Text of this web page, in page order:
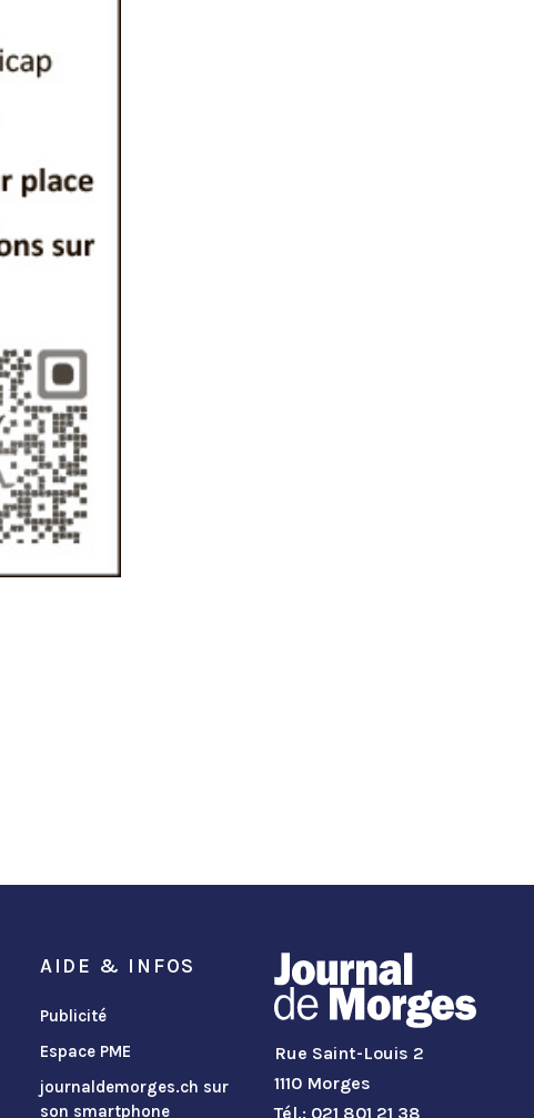
AIDE & INFOS
Publicité
Espace PME
journaldemorges.ch sur
son smartphone
Rue Saint-Louis 2
1110 Morges
Tél.: 021 801 21 38